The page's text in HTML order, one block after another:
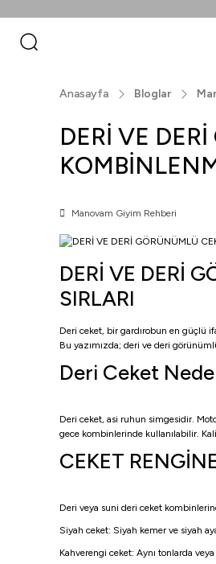
Anasayfa Bloglar
DERİ VE
Manovam Giyim Rehberi
DERİ VE DERİ
SIRLARI
Deri ceket, bir gardırobun en güçlü
Bu yazımızda; deri ve deri
Deri Ceket
Deri ceket, asi ruhun simgesidir.
gece kombinlerinde kullanılabilir.
CEKET
Deri veya suni deri ceket
Siyah ceket: Siyah kemer ve siyah
Kahverengi ceket: Aynı tonlarda